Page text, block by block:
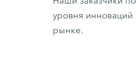
уровня
рынке.